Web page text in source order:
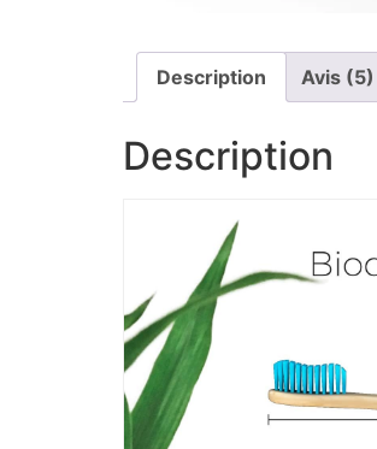
Description Avis (5)
Description